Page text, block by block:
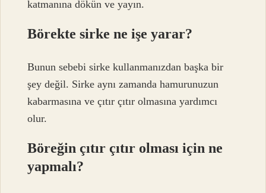
katmanına dökün ve yayın.
Börekte sirke ne işe yarar?
Bunun sebebi sirke kullanmanızdan başka bir
şey değil. Sirke aynı zamanda hamurunuzun
kabarmasına ve çıtır çıtır olmasına yardımcı
olur.
Böreğin çıtır çıtır olması için ne
yapmalı?